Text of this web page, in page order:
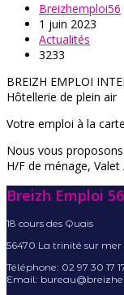
Breizhemploi56
1 juin 2023
Actualités
3233
BREIZH EMPLOI
Hôtellerie de plein air
Votre emploi à la carte
Nous vous
H/F de ménage,
Breizh Emploi 56
18 cours des Quais
56470 La trinité sur mer
Téléphone: 02 97 30 17
Email: